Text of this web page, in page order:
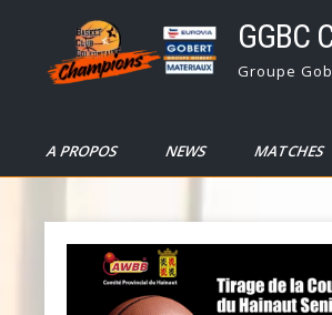
content
GGBC
Groupe
A PROPOS NEWS MATCHES